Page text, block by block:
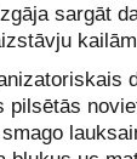
sargāt
pilsētās